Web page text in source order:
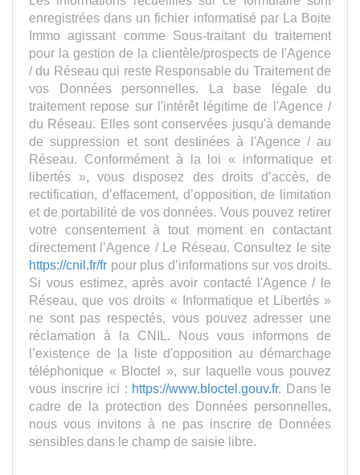
enregistrées dans un fichier informatisé par La Boite
Immo agissant comme Sous-traitant du traitement
pour la gestion de la clientèle/prospects de l'Agence
/ du Réseau qui reste Responsable du Traitement de
vos Données personnelles. La base légale du
traitement repose sur l'intérêt légitime de l'Agence /
du Réseau. Elles sont conservées jusqu'à demande
de suppression et sont destinées à l'Agence / au
Réseau. Conformément à la loi « informatique et
libertés », vous disposez des droits d’accès, de
rectification, d’effacement, d’opposition, de limitation
et de portabilité de vos données. Vous pouvez retirer
votre consentement à tout moment en contactant
directement l’Agence / Le Réseau. Consultez le site
https://cnil.fr/fr pour plus d’informations sur vos droits.
Si vous estimez, après avoir contacté l'Agence / le
Réseau, que vos droits « Informatique et Libertés »
ne sont pas respectés, vous pouvez adresser une
réclamation à la CNIL. Nous vous informons de
l’existence de la liste d'opposition au démarchage
téléphonique « Bloctel », sur laquelle vous pouvez
vous inscrire ici : https://www.bloctel.gouv.fr. Dans le
cadre de la protection des Données personnelles,
nous vous invitons à ne pas inscrire de Données
sensibles dans le champ de saisie libre.